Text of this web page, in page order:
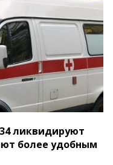
ликвидируют
более удобным